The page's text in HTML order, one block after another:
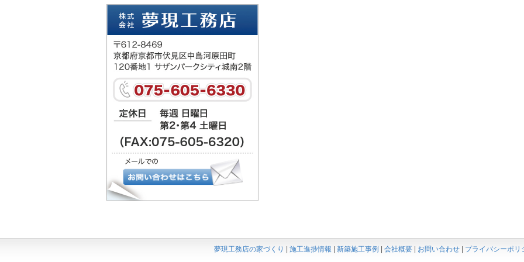
夢現工務店の家づくり 施工進捗情報 新築施工事例 会社概要 お問い合わせ プライバシーポリ